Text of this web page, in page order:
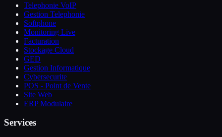
Telephonie VoIP
Gestion Telephonie
Softphone
Monitoring Live
Facturation
Stockage Cloud
GED
Gestion Informatique
Cybersecurite
POS - Point de Vente
Site Web
ERP Modulaire
Services